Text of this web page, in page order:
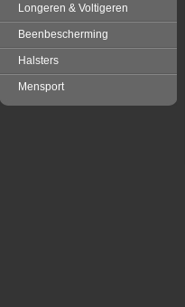
Longeren & Voltigeren
Beenbescherming
Halsters
Mensport